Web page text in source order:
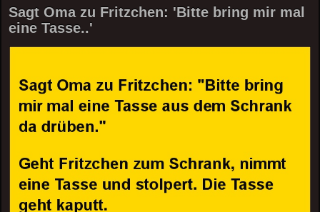
Sagt Oma zu Fritzchen: 'Bitte bring mir mal
eine Tasse..'